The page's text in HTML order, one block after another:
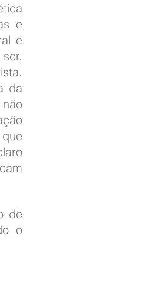
e
e
da
de
o